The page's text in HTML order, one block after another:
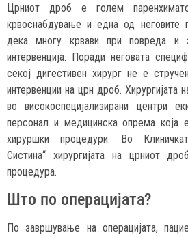
Црниот дроб е голем
крвоснабдување и една од неговите
дека многу крвави при повреда и
интервенција. Поради неговата
секој дигестивен хирург не е
интервенции на црн дроб. Хирургијата
во високоспецијализирани центри
персонал и медицинска опрема која
хируршки процедури. Во
Систина“ хирургијата на црниот
процедура.
Што по операцијата?
По завршување на операцијата,